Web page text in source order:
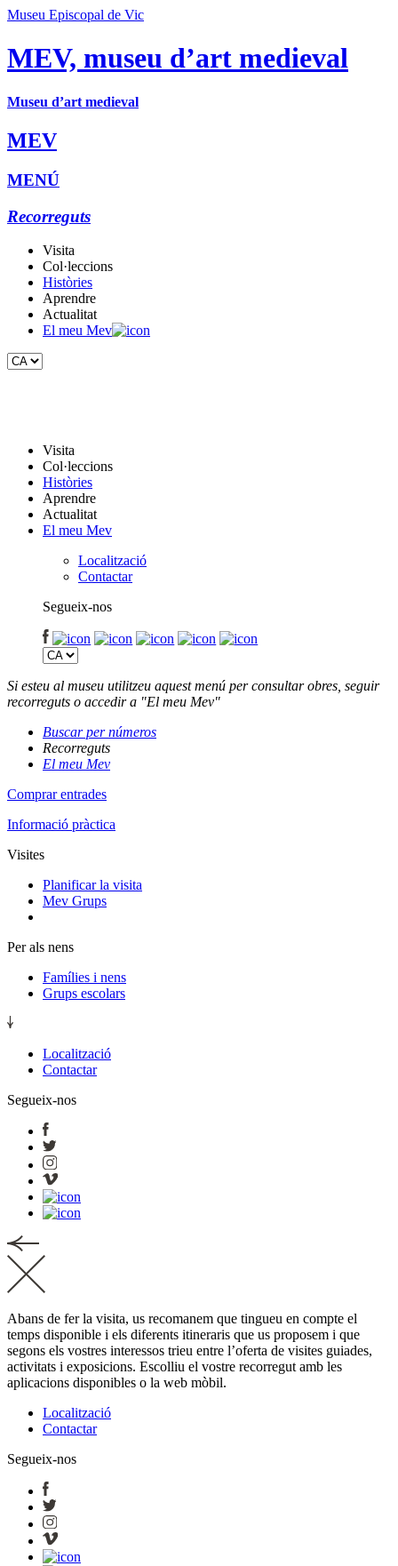
Museu Episcopal de Vic
MEV, museu d’art medieval
Museu d’art medieval
MEV
MENÚ
Recorreguts
Visita
Col·leccions
Històries
Aprendre
Actualitat
El meu Mev
Visita
Col·leccions
Històries
Aprendre
Actualitat
El meu Mev
Localització
Contactar
Segueix-nos
Si esteu al museu utilitzeu aquest menú per consultar obres, seguir
recorreguts o accedir a "El meu Mev"
Buscar per números
Recorreguts
El meu Mev
Comprar entrades
Informació pràctica
Visites
Planificar la visita
Mev Grups
Per als nens
Famílies i nens
Grups escolars
Localització
Contactar
Segueix-nos
Abans de fer la visita, us recomanem que tingueu en compte el
temps disponible i els diferents itineraris que us proposem i que
segons els vostres interessos trieu entre l’oferta de visites guiades,
activitats i exposicions. Escolliu el vostre recorregut amb les
aplicacions disponibles o la web mòbil.
Localització
Contactar
Segueix-nos